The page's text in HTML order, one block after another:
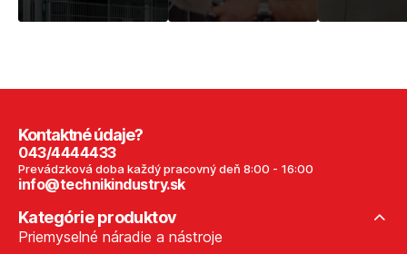
Kontaktné údaje?
043/4444433
Prevádzková doba každý pracovný deň 8:00 - 16:00
info@technikindustry.sk
Kategórie produktov
Priemyselné náradie a nástroje